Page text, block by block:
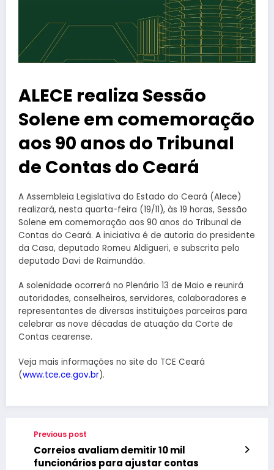
ALECE realiza Sessão
Solene em comemoração
aos 90 anos do Tribunal
de Contas do Ceará
A Assembleia Legislativa do Estado do Ceará (Alece)
realizará, nesta quarta-feira (19/11), às 19 horas, Sessão
Solene em comemoração aos 90 anos do Tribunal de
Contas do Ceará. A iniciativa é de autoria do presidente
da Casa, deputado Romeu Aldigueri, e subscrita pelo
deputado Davi de Raimundão.
A solenidade ocorrerá no Plenário 13 de Maio e reunirá
autoridades, conselheiros, servidores, colaboradores e
representantes de diversas instituições parceiras para
celebrar as nove décadas de atuação da Corte de
Contas cearense.
Veja mais informações no site do TCE Ceará
(www.tce.ce.gov.br).
Previous post
Correios avaliam demitir 10 mil
funcionários para ajustar contas